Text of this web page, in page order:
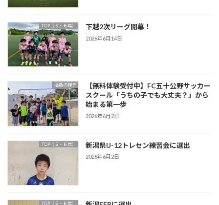
TOP（５・６年） 下越2次リーグ開幕！
2026年6月14日
活動の様子
【無料体験受付中】FC五十公野サッカー
スクール「うちの子でも大丈夫？」から
始まる第一歩
2026年6月2日
TOP（５・６年） 新潟県U-12トレセン練習会に選出
2026年6月2日
TOP（５・６年）